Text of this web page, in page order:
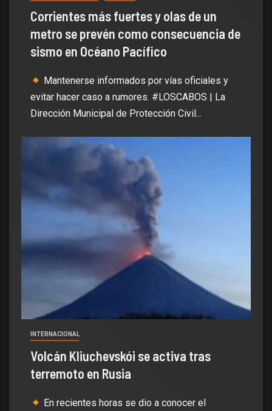
Corrientes más fuertes y olas de un
metro se prevén como consecuencia de
sismo en Océano Pacífico
Mantenerse informados por vías oficiales y
evitar hacer caso a rumores. #LOSCABOS | La
Dirección Municipal de Protección Civil...
INTERNACIONAL
Volcán Kliuchevskói se activa tras
terremoto en Rusia
En recientes horas se dio a conocer el